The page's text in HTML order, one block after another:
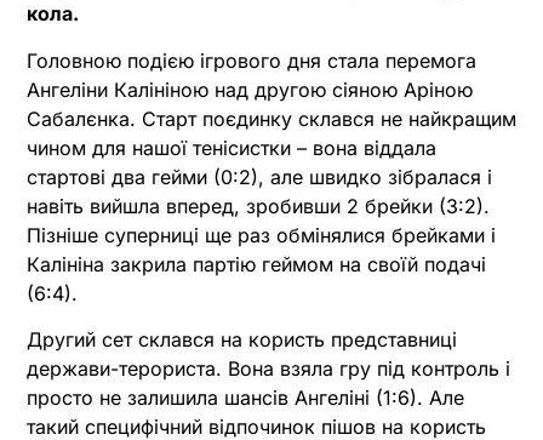
кола.
Головною подією ігрового дня стала перемога
Ангеліни Калініною над другою сіяною Аріною
Сабалєнка. Старт поєдинку склався не найкращим
чином для нашої тенісистки – вона віддала
стартові два гейми (0:2), але швидко зібралася і
навіть вийшла вперед, зробивши 2 брейки (3:2).
Пізніше суперниці ще раз обмінялися брейками і
Калініна закрила партію геймом на своїй подачі
(6:4).
Другий сет склався на користь представниці
держави-терориста. Вона взяла гру під контроль і
просто не залишила шансів Ангеліні (1:6). Але
такий специфічний відпочинок пішов на користь